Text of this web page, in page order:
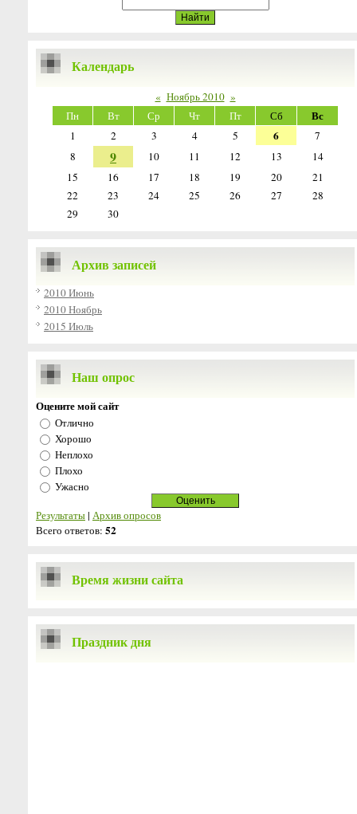
Календарь
« Ноябрь 2010 »
Пн
Вт Ср Чт Пт Сб Вс
1 2 3 4 5 6
7
8
9 10 11 12 13
14
15
16 17 18 19 20
21
22
23 24 25 26 27
28
29
30
Архив записей
2010 Июнь
2010 Ноябрь
2015 Июль
Наш опрос
Оцените мой сайт
Отлично
Хорошо
Неплохо
Плохо
Ужасно
Результаты| Архив опросов
Всего ответов: 52
Время жизни сайта
Праздник дня